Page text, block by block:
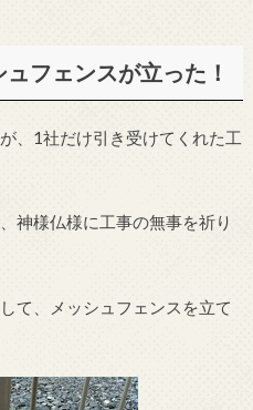
フェンスが立った！
、1社だけ引き受けてくれた工
神様仏様に工事の無事を祈り
て、メッシュフェンスを立て